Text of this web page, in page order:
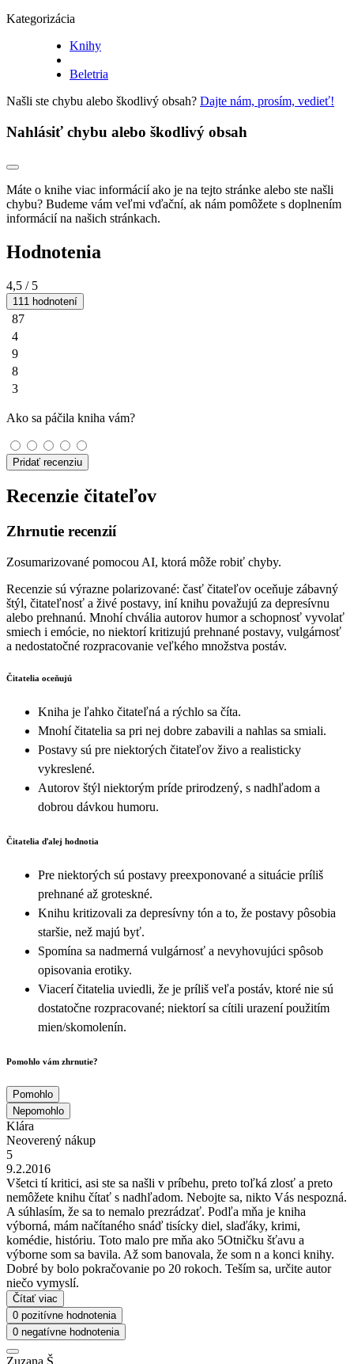
Kategorizácia
Knihy
Beletria
Našli ste chybu alebo škodlivý obsah? Dajte nám, prosím, vedieť!
Nahlásiť chybu alebo škodlivý obsah
Máte o knihe viac informácií ako je na tejto stránke alebo ste našli
chybu? Budeme vám veľmi vďační, ak nám pomôžete s doplnením
informácií na našich stránkach.
Hodnotenia
4,5 / 5
111 hodnotení
87
4
9
8
3
Ako sa páčila kniha vám?
Pridať recenziu
Recenzie čitateľov
Zhrnutie recenzií
Zosumarizované pomocou AI, ktorá môže robiť chyby.
Recenzie sú výrazne polarizované: časť čitateľov oceňuje zábavný
štýl, čitateľnosť a živé postavy, iní knihu považujú za depresívnu
alebo prehnanú. Mnohí chvália autorov humor a schopnosť vyvolať
smiech i emócie, no niektorí kritizujú prehnané postavy, vulgárnosť
a nedostatočné rozpracovanie veľkého množstva postáv.
Čitatelia oceňujú
Kniha je ľahko čitateľná a rýchlo sa číta.
Mnohí čitatelia sa pri nej dobre zabavili a nahlas sa smiali.
Postavy sú pre niektorých čitateľov živo a realisticky
vykreslené.
Autorov štýl niektorým príde prirodzený, s nadhľadom a
dobrou dávkou humoru.
Čitatelia ďalej hodnotia
Pre niektorých sú postavy preexponované a situácie príliš
prehnané až groteskné.
Knihu kritizovali za depresívny tón a to, že postavy pôsobia
staršie, než majú byť.
Spomína sa nadmerná vulgárnosť a nevyhovujúci spôsob
opisovania erotiky.
Viacerí čitatelia uviedli, že je príliš veľa postáv, ktoré nie sú
dostatočne rozpracované; niektorí sa cítili urazení použitím
mien/skomolenín.
Pomohlo vám zhrnutie?
Pomohlo
Nepomohlo
Klára
Neoverený nákup
5
9.2.2016
Všetci tí kritici, asi ste sa našli v príbehu, preto toľká zlosť a preto
nemôžete knihu čítať s nadhľadom. Nebojte sa, nikto Vás nespozná.
A súhlasím, že sa to nemalo prezrádzať. Podľa mňa je kniha
výborná, mám načítaného snáď tisícky diel, slaďáky, krimi,
komédie, históriu. Toto malo pre mňa ako 5Otničku šťavu a
výborne som sa bavila. Až som banovala, že som n a konci knihy.
Dobré by bolo pokračovanie po 20 rokoch. Teším sa, určite autor
niečo vymyslí.
Čítať viac
0 pozitívne hodnotenia
0 negatívne hodnotenia
Zuzana Š.